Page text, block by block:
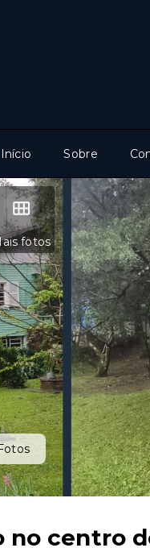
Início Sobre
fotos
no centro